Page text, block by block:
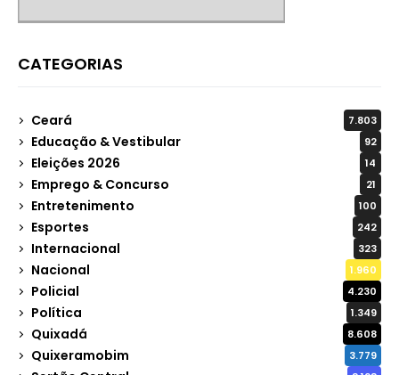
CATEGORIAS
Ceará 7.803
Educação & Vestibular 92
Eleições 2026 14
Emprego & Concurso 21
Entretenimento 100
Esportes 242
Internacional 323
Nacional 1.960
Policial 4.230
Política 1.349
Quixadá 8.608
Quixeramobim 3.779